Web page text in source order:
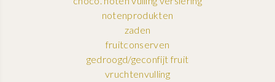
notenprodukten
zaden
fruitconserven
gedroogd/geconfijt fruit
vruchtenvulling